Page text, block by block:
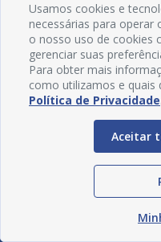
Usamos cookies e
necessárias para operar
o nosso uso de cookies
gerenciar suas
Para obter mais
como utilizamos e quais
Política de Privacidade
Aceitar